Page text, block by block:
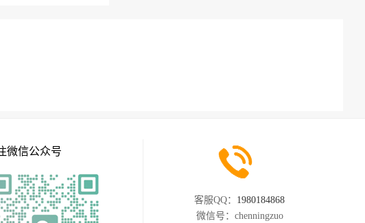
微信公众号
客服QQ： 1980184868
微信号： chenningzuo